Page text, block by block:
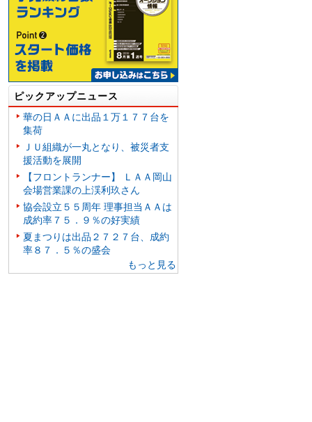
ピックアップニュース
華の日ＡＡに出品１万１７７台を
集荷
ＪＵ組織が一丸となり、被災者支
援活動を展開
【フロントランナー】 ＬＡＡ岡山
会場営業課の上渓利玖さん
協会設立５５周年 理事担当ＡＡは
成約率７５．９％の好実績
夏まつりは出品２７２７台、成約
率８７．５％の盛会
もっと見る